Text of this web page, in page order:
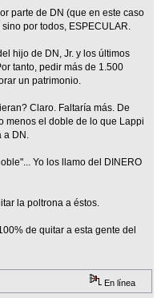
parte de DN (que en este caso
por todos, ESPECULAR.
hijo de DN, Jr. y los últimos
tanto, pedir más de 1.500
un patrimonio.
Claro. Faltaría más. De
menos el doble de lo que Lappi
a DN.
Yo los llamo del DINERO
la poltrona a éstos.
de quitar a esta gente del
En línea